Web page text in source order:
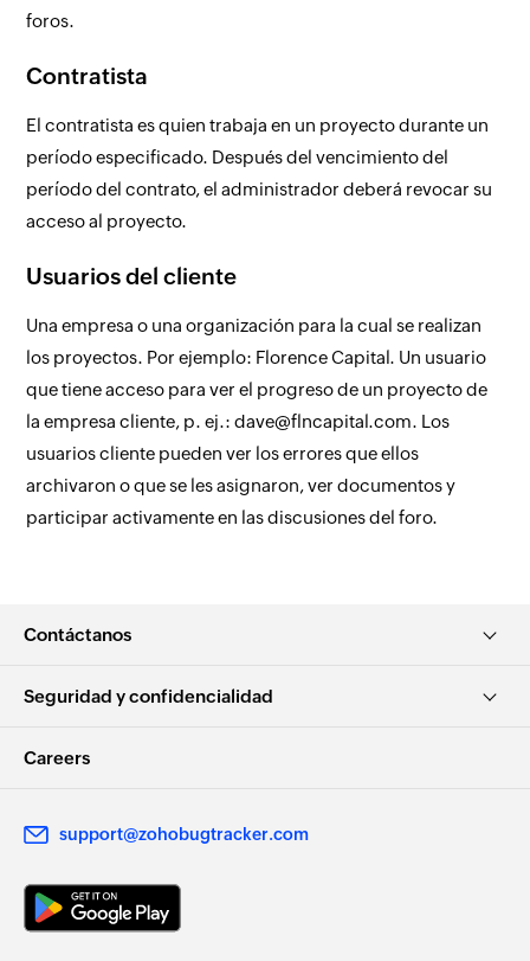
foros.
Contratista
El contratista es quien trabaja en un proyecto durante un
período especificado. Después del vencimiento del
período del contrato, el administrador deberá revocar su
acceso al proyecto.
Usuarios del cliente
Una empresa o una organización para la cual se realizan
los proyectos. Por ejemplo: Florence Capital. Un usuario
que tiene acceso para ver el progreso de un proyecto de
la empresa cliente, p. ej.: dave@flncapital.com. Los
usuarios cliente pueden ver los errores que ellos
archivaron o que se les asignaron, ver documentos y
participar activamente en las discusiones del foro.
Contáctanos
Seguridad y confidencialidad
Careers
support@zohobugtracker.com